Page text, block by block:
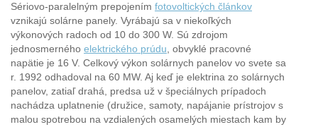
Sériovo-paralelným prepojením fotovoltických článkov
vznikajú solárne panely. Vyrábajú sa v niekoľkých
výkonových radoch od 10 do 300 W. Sú zdrojom
jednosmerného elektrického prúdu , obvyklé pracovné
napätie je 16 V. Celkový výkon solárnych panelov vo svete sa
r. 1992 odhadoval na 60 MW. Aj keď je elektrina zo solárnych
panelov, zatiaľ drahá, predsa už v špeciálnych prípadoch
nachádza uplatnenie (družice, samoty, napájanie prístrojov s
malou spotrebou na vzdialených osamelých miestach kam by